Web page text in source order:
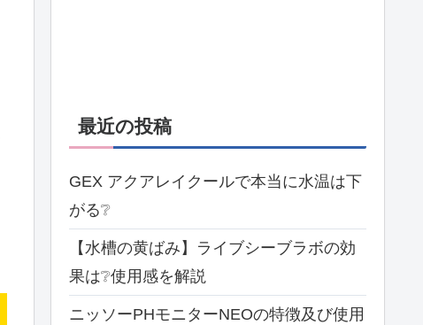
最近の投稿
GEX アクアレイクールで本当に水温は下
がる❔
【水槽の黄ばみ】ライブシーブラボの効
果は❔使用感を解説
ニッソーPHモニターNEOの特徴及び使用